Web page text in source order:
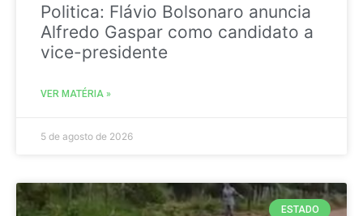
Politica: Flávio Bolsonaro anuncia
Alfredo Gaspar como candidato a
vice-presidente
VER MATÉRIA »
5 de agosto de 2026
ESTADO